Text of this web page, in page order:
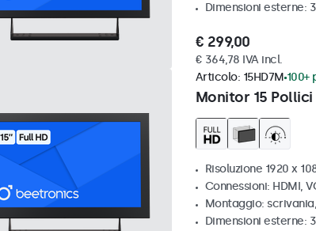
Dimensioni esterne:
€ 299,00
€ 364,78 IVA incl.
Monitor 15
Articolo: 15HD7M 100+
Risoluzione 1920 x
Connessioni: HDMI,
Montaggio:
Dimensioni esterne: